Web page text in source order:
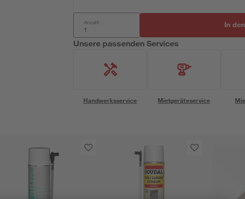
Anzahl: In
Unsere passenden Services
Handwerksservice Mietgeräteservice